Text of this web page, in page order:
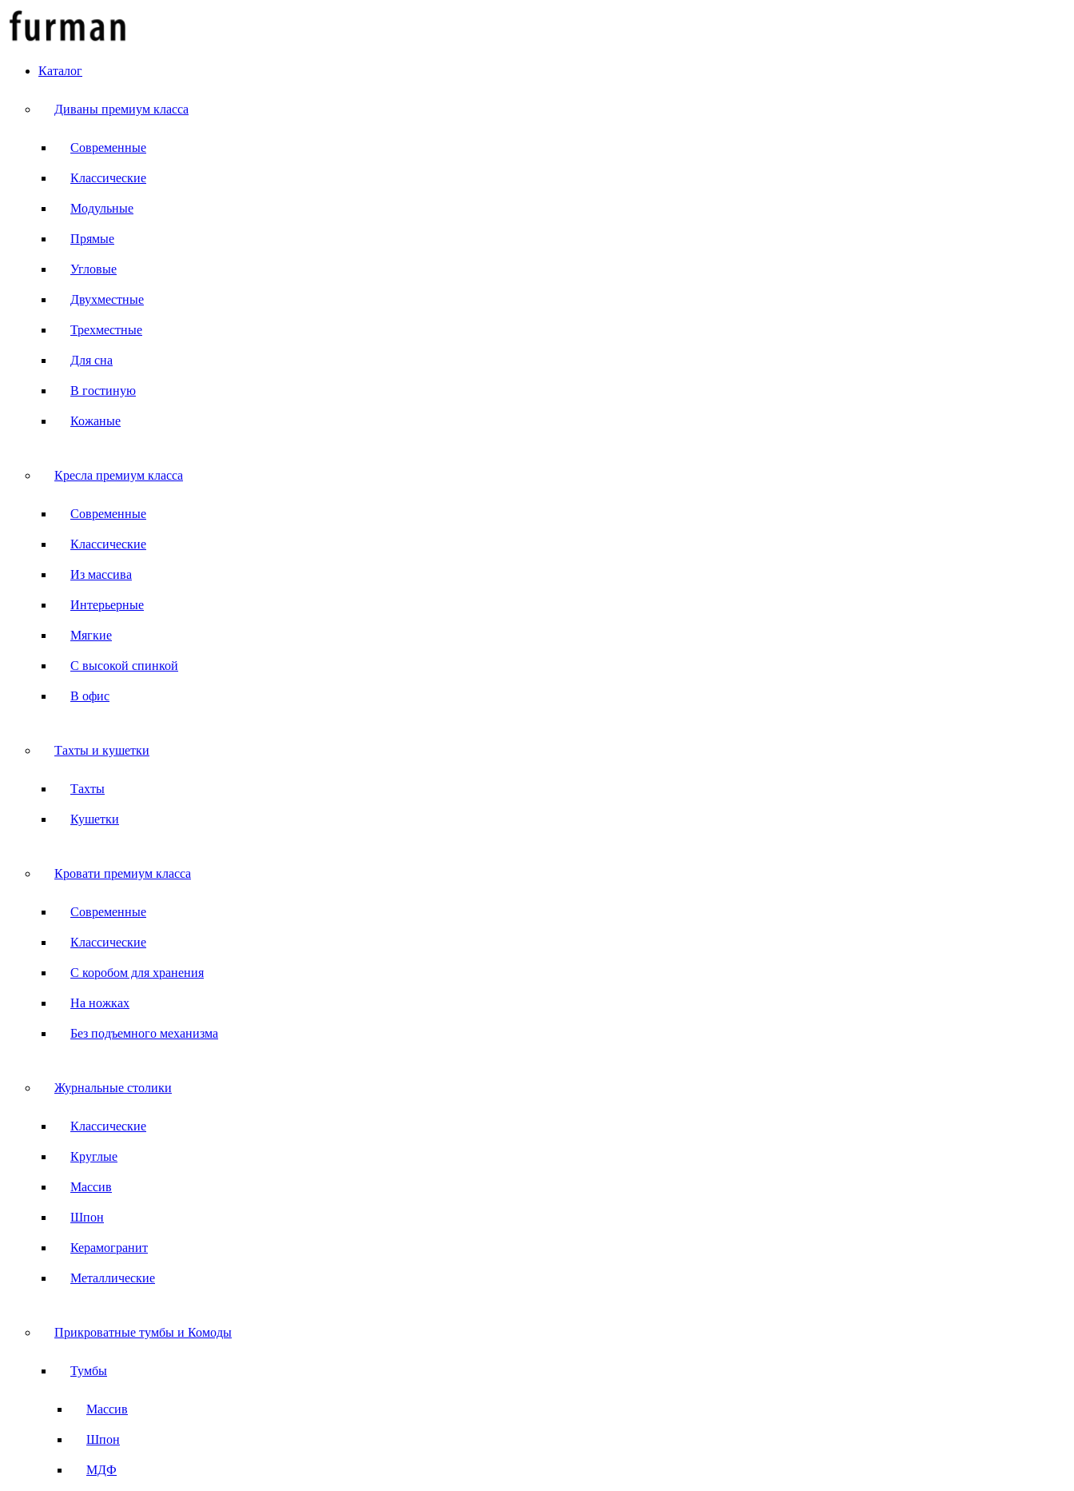
Каталог
Диваны премиум класса
Современные
Классические
Модульные
Прямые
Угловые
Двухместные
Трехместные
Для сна
В гостиную
Кожаные
Кресла премиум класса
Современные
Классические
Из массива
Интерьерные
Мягкие
С высокой спинкой
В офис
Тахты и кушетки
Тахты
Кушетки
Кровати премиум класса
Современные
Классические
С коробом для хранения
На ножках
Без подъемного механизма
Журнальные столики
Классические
Круглые
Массив
Шпон
Керамогранит
Металлические
Прикроватные тумбы и Комоды
Тумбы
Массив
Шпон
МДФ